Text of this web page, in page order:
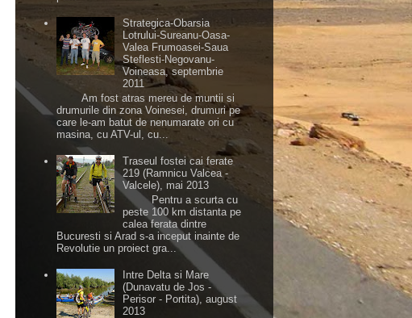
Strategica-Obarsia
Lotrului-Sureanu-Oasa-
Valea Frumoasei-Saua
Steflesti-Negovanu-
Voineasa, septembrie
2011
Am fost atras mereu de muntii si
drumurile din zona Voinesei, drumuri pe
care le-am batut de nenumarate ori cu
masina, cu ATV-ul, cu...
Traseul fostei cai ferate
219 (Ramnicu Valcea -
Valcele), mai 2013
Pentru a scurta cu
peste 100 km distanta pe
calea ferata dintre
Bucuresti si Arad s-a inceput inainte de
Revolutie un proiect gra...
Intre Delta si Mare
(Dunavatu de Jos -
Perisor - Portita), august
2013